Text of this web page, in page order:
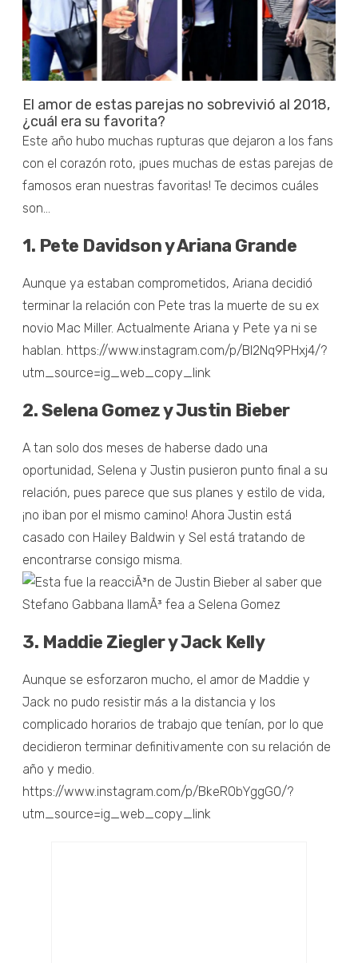
El amor de estas parejas no sobrevivió al 2018,
¿cuál era su favorita?
Este año hubo muchas rupturas que dejaron a los fans
con el corazón roto, ¡pues muchas de estas parejas de
famosos eran nuestras favoritas! Te decimos cuáles
son…
1. Pete Davidson y Ariana Grande
Aunque ya estaban comprometidos, Ariana decidió
terminar la relación con Pete tras la muerte de su ex
novio Mac Miller. Actualmente Ariana y Pete ya ni se
hablan. https://www.instagram.com/p/Bl2Nq9PHxj4/?
utm_source=ig_web_copy_link
2. Selena Gomez y Justin Bieber
A tan solo dos meses de haberse dado una
oportunidad, Selena y Justin pusieron punto final a su
relación, pues parece que sus planes y estilo de vida,
¡no iban por el mismo camino! Ahora Justin está
casado con Hailey Baldwin y Sel está tratando de
encontrarse consigo misma.
3. Maddie Ziegler y Jack Kelly
Aunque se esforzaron mucho, el amor de Maddie y
Jack no pudo resistir más a la distancia y los
complicado horarios de trabajo que tenían, por lo que
decidieron terminar definitivamente con su relación de
año y medio.
https://www.instagram.com/p/BkeRObYggG0/?
utm_source=ig_web_copy_link